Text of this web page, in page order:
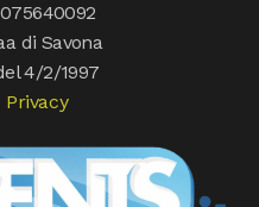
di Savona
4/2/1997
Privacy